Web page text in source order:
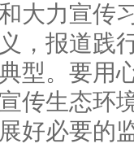
大力宣传
，报道践
型。要用
传生态环
好必要的